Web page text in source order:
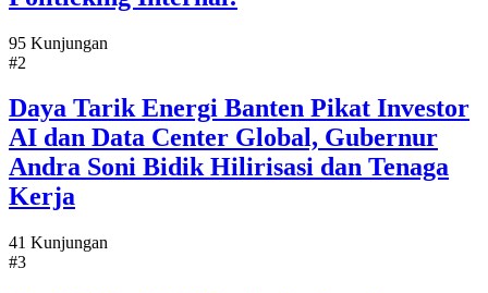
95 Kunjungan
#2
Daya Tarik Energi Banten Pikat Investor
AI dan Data Center Global, Gubernur
Andra Soni Bidik Hilirisasi dan Tenaga
Kerja
41 Kunjungan
#3